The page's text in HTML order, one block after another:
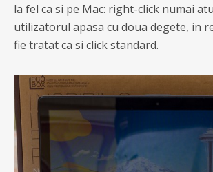
la fel ca si pe Mac: right-click numai
utilizatorul apasa cu doua degete, in
fie tratat ca si click standard.